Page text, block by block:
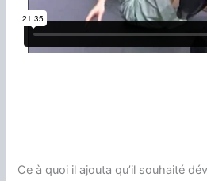
Ce à quoi il ajouta qu’il souhaité